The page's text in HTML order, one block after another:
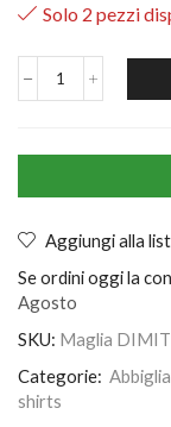
Solo 2 pezzi
Aggiungi alla
Se ordini oggi la
Agosto
SKU: Maglia
Categorie:
shirts